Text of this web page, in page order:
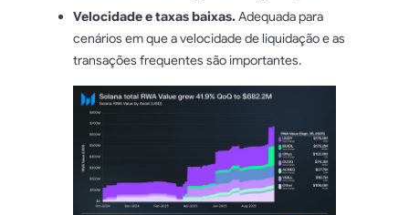
Velocidade e taxas baixas.Adequada para
cenários em que a velocidade de liquidação e as
transações frequentes são importantes.